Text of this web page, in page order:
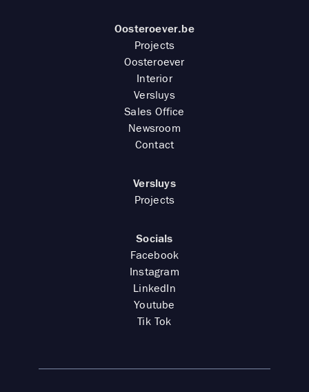
Oosteroever.be
Projects
Oosteroever
Interior
Versluys
Sales Office
Newsroom
Contact
Versluys
Projects
Socials
Facebook
Instagram
LinkedIn
Youtube
Tik Tok